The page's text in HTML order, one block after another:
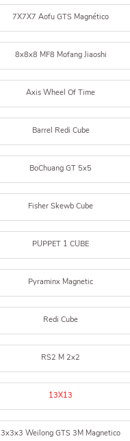
7X7X7 Aofu GTS Magnético
8x8x8 MF8 Mofang Jiaoshi
Axis Wheel Of Time
Barrel Redi Cube
BoChuang GT 5x5
Fisher Skewb Cube
PUPPET 1 CUBE
Pyraminx Magnetic
Redi Cube
RS2 M 2x2
13X13
3x3x3 Weilong GTS 3M Magnetico